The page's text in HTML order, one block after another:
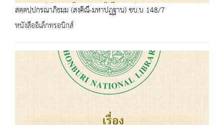
สตฺตปฺปกรณาภิธมฺม (สงฺคิณี-มหาปฎฺฐาน) ชบ.บ 148/7
หนังสืออิเล็กทรอนิกส์